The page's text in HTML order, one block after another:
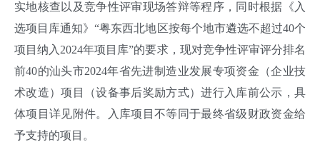
实地核查以及竞争性评审现场答辩等程序，同时根据《入
选项目库通知》“粤东西北地区按每个地市遴选不超过40个
项目纳入2024年项目库”的要求，现对竞争性评审评分排名
前40的汕头市2024年省先进制造业发展专项资金（企业技
术改造）项目（设备事后奖励方式）进行入库前公示，具
体项目详见附件。入库项目不等同于最终省级财政资金给
予支持的项目。